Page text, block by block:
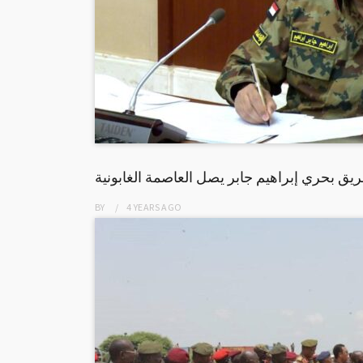
بحري إبراهيم جابر يصل العاصمة الغابونية
BY 4 YEARSAGO